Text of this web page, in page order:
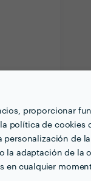
proporcionar
política de cookies
personalización de la
la adaptación de la
en cualquier